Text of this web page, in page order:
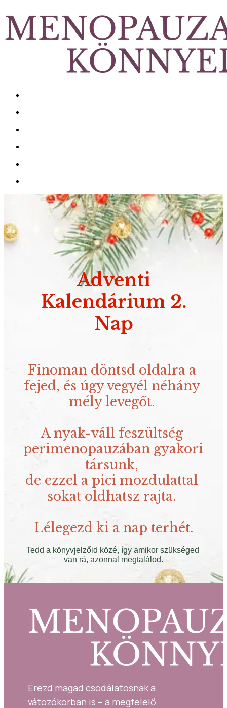
Adventi
Kalendárium 2.
Nap
Finoman döntsd oldalra a
fejed, és úgy vegyél néhány
mély levegőt.
A nyak-váll feszültség
perimenopauzában gyakori
társunk,
de ezzel a pici mozdulattal
sokat oldhatsz rajta.
Lélegezd ki a nap terhét.
Tedd a könyvjelzőid közé, így amikor szükséged
van rá, azonnal megtalálod.
Érezd magad csodálatosnak a
vátozókorban is – a megfelelő